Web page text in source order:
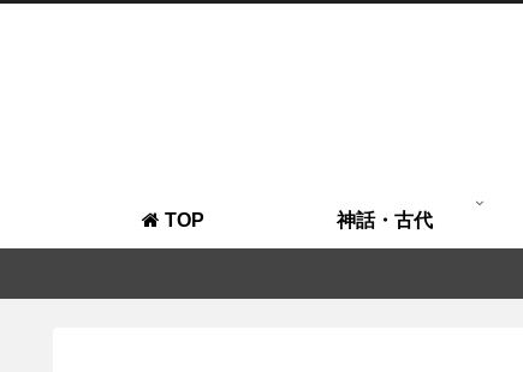
TOP 神話・古代